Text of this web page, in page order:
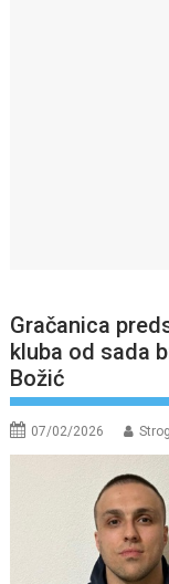
Gračanica
kluba od sada
Božić
07/02/2026